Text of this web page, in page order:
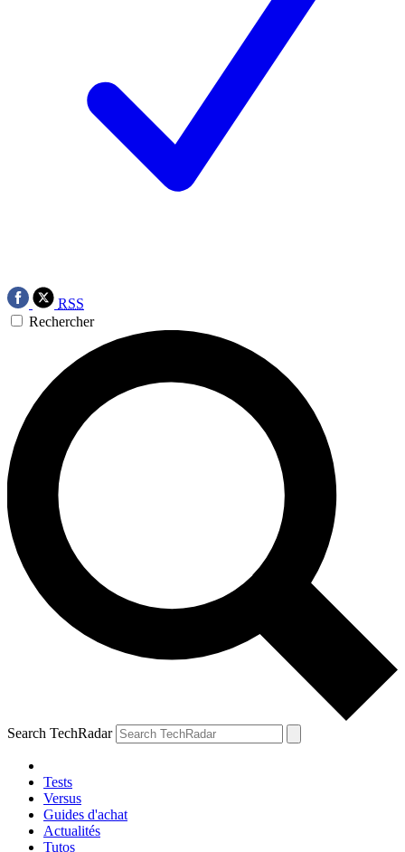
RSS
Rechercher
Search TechRadar
Tests
Versus
Guides d'achat
Actualités
Tutos